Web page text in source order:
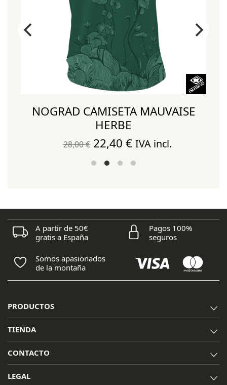
NOGRAD CAMISETA MAUVAISE
HERBE
28,00€ El
precio
28,00 €.
22,40 €El
precio
22,40 €.
IVA incl.
A partir de 50€
gratis a España
Pagos 100%
seguros
Somos apasionados
de la montaña
PRODUCTOS
TIENDA
CONTACTO
LEGAL